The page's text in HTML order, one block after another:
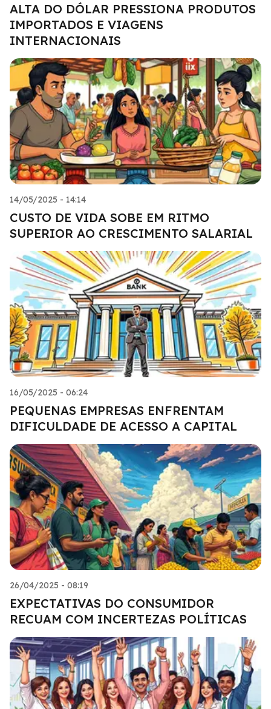
ALTA DO DÓLAR PRESSIONA PRODUTOS
IMPORTADOS E VIAGENS
INTERNACIONAIS
14/05/2025 - 14:14
CUSTO DE VIDA SOBE EM RITMO
SUPERIOR AO CRESCIMENTO SALARIAL
16/05/2025 - 06:24
PEQUENAS EMPRESAS ENFRENTAM
DIFICULDADE DE ACESSO A CAPITAL
26/04/2025 - 08:19
EXPECTATIVAS DO CONSUMIDOR
RECUAM COM INCERTEZAS POLÍTICAS